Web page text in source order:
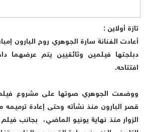
تازة أولاين :
أعادت الفنانة سارة الجوهري روح البارون
دبلجتها فيلمين وثائقيين يتم عرضهما
افتتاحه.
ووضعت الجوهري صوتها على مشروع فيلم
قصر البارون منذ نشأته وحتى إعادة ترميمه
الزوار منذ نهاية يونيو الماضي، بجانب